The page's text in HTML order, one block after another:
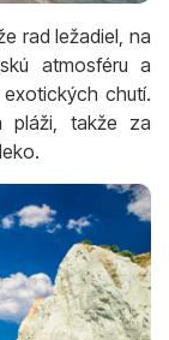
rad ležadiel, na
atmosféru a
chutí.
pláži, takže za